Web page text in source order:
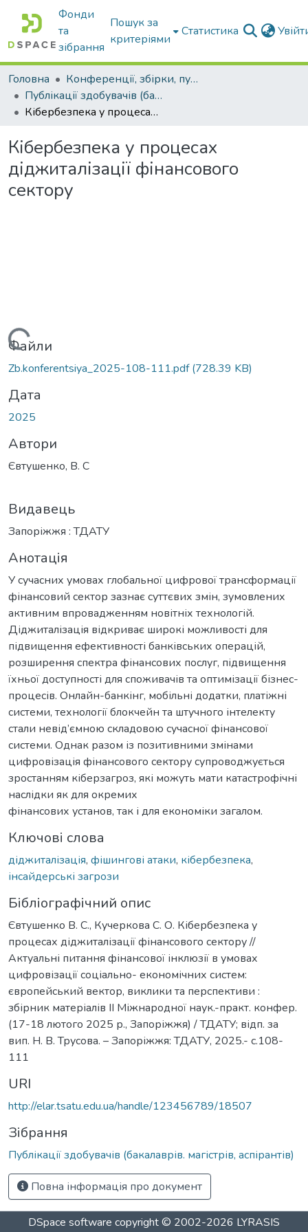
Фонди
та
зібрання
Пошук за
критеріями
Статистика
Головна
Конференції, збірки, публікації молодих вчених і здобувачів : магістрів, бакалаврів, аспірантів.
Публікації здобувачів (бакалаврів. магістрів, аспірантів)
Кібербезпека у процесах діджиталізації фінансового сектору
Кібербезпека у процесах
діджиталізації фінансового
сектору
Вантажиться...
Файли
Zb.konferentsiya_2025-108-111.pdf(728.39 KB)
Дата
2025
Автори
Євтушенко, В. С
Видавець
Запоріжжя : ТДАТУ
Анотація
У сучасних умовах глобальної цифрової трансформації
фінансовий сектор зазнає суттєвих змін, зумовлених
активним впровадженням новітніх технологій.
Діджиталізація відкриває широкі можливості для
підвищення ефективності банківських операцій,
розширення спектра фінансових послуг, підвищення
їхньої доступності для споживачів та оптимізації бізнес-
процесів. Онлайн-банкінг, мобільні додатки, платіжні
системи, технології блокчейн та штучного інтелекту
стали невід’ємною складовою сучасної фінансової
системи. Однак разом із позитивними змінами
цифровізація фінансового сектору супроводжується
зростанням кіберзагроз, які можуть мати катастрофічні
наслідки як для окремих
фінансових установ, так і для економіки загалом.
Ключові слова
діджиталізація, фішингові атаки, кібербезпека,
інсайдерські загрози
Бібліографічний опис
Євтушенко В. С., Кучеркова С. О. Кібербезпека у
процесах діджиталізації фінансового сектору //
Актуальні питання фінансової інклюзії в умовах
цифровізації соціально- економічних систем:
європейський вектор, виклики та перспективи :
збірник матеріалів ІІ Міжнародної наук.-практ. конфер.
(17-18 лютого 2025 р., Запоріжжя) / ТДАТУ; відп. за
вип. Н. В. Трусова. – Запоріжжя: ТДАТУ, 2025.- с.108-
111
URI
http://elar.tsatu.edu.ua/handle/123456789/18507
Зібрання
Публікації здобувачів (бакалаврів. магістрів, аспірантів)
Повна інформація про документ
DSpace software copyright © 2002-2026 LYRASIS